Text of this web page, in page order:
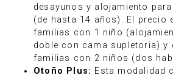
desayunos y alojamiento
(de hasta 14 años). El precio
familias con 1 niño
doble con cama supletoria) y
familias con 2 niños (dos
Otoño Plus: Esta modalidad